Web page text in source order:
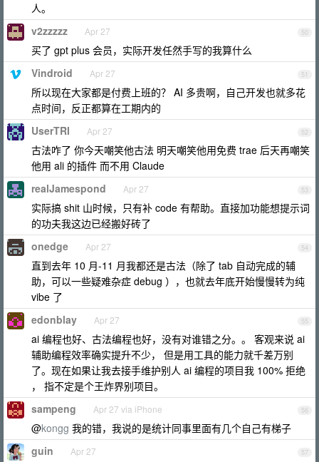
人。
50
v2zzzzz Apr 27
买了 gpt plus 会员，实际开发任然手写的我算什么
51
Vindroid Apr 27
所以现在大家都是付费上班的？ AI 多贵啊，自己开发也就多花
点时间，反正都算在工期内的
52
UserTRI Apr 27
古法咋了 你今天嘲笑他古法 明天嘲笑他用免费 trae 后天再嘲笑
他用 ali 的插件 而不用 Claude
53
realJamespond Apr 27
实际搞 shit 山时候，只有补 code 有帮助。直接加功能想提示词
的功夫我这边已经搬好砖了
54
onedge Apr 27
直到去年 10 月-11 月我都还是古法（除了 tab 自动完成的辅
助，可以一些疑难杂症 debug ），也就去年底开始慢慢转为纯
vibe 了
55
edonblay Apr 27
ai 编程也好、古法编程也好，没有对谁错之分。。 客观来说 ai
辅助编程效率确实提升不少， 但是用工具的能力就千差万别
了。现在如果让我去接手维护别人 ai 编程的项目我 100% 拒绝
， 指不定是个王炸界别项目。
56
sampeng Apr 27 via iPhone
@kongg 我的错，我说的是统计同事里面有几个自己有梯子
57
guin Apr 27